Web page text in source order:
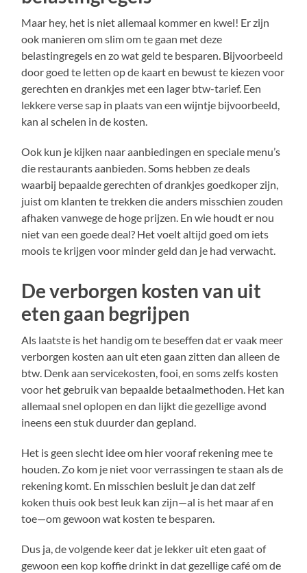
Maar hey, het is niet allemaal kommer en kwel! Er zijn
ook manieren om slim om te gaan met deze
belastingregels en zo wat geld te besparen. Bijvoorbeeld
door goed te letten op de kaart en bewust te kiezen voor
gerechten en drankjes met een lager btw-tarief. Een
lekkere verse sap in plaats van een wijntje bijvoorbeeld,
kan al schelen in de kosten.
Ook kun je kijken naar aanbiedingen en speciale menu’s
die restaurants aanbieden. Soms hebben ze deals
waarbij bepaalde gerechten of drankjes goedkoper zijn,
juist om klanten te trekken die anders misschien zouden
afhaken vanwege de hoge prijzen. En wie houdt er nou
niet van een goede deal? Het voelt altijd goed om iets
moois te krijgen voor minder geld dan je had verwacht.
De verborgen kosten van uit
eten gaan begrijpen
Als laatste is het handig om te beseffen dat er vaak meer
verborgen kosten aan uit eten gaan zitten dan alleen de
btw. Denk aan servicekosten, fooi, en soms zelfs kosten
voor het gebruik van bepaalde betaalmethoden. Het kan
allemaal snel oplopen en dan lijkt die gezellige avond
ineens een stuk duurder dan gepland.
Het is geen slecht idee om hier vooraf rekening mee te
houden. Zo kom je niet voor verrassingen te staan als de
rekening komt. En misschien besluit je dan dat zelf
koken thuis ook best leuk kan zijn—al is het maar af en
toe—om gewoon wat kosten te besparen.
Dus ja, de volgende keer dat je lekker uit eten gaat of
gewoon een kop koffie drinkt in dat gezellige café om de